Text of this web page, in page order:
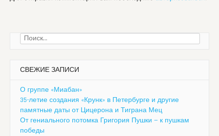
Найти:
СВЕЖИЕ ЗАПИСИ
О группе «Миабан»
35-летие создания «Крунк» в Петербурге и другие
памятные даты от Цицерона и Тиграна Мец
От гениального потомка Григория Пушки — к пушкам
победы